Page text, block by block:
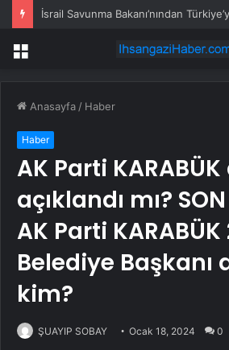
Menü
Anasayfa / Haber
Haber
AK Parti KARABÜK
açıklandı mı?
AK Parti KARABÜK
Belediye Başkanı
kim?
ŞUAYIP SOBAY Ocak 18, 2024 0